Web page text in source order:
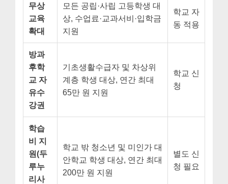
무상
교육
확대
모든 공립·사립 고등학생 대
상, 수업료·교과서비·입학금
지원
학교 자
동 적용
방과
후학
교 자
유수
강권
기초생활수급자 및 차상위
계층 학생 대상, 연간 최대
65만 원 지원
학교 신
청
학습
비 지
원(두
루누
리사
학교 밖 청소년 및 미인가 대
안학교 학생 대상, 연간 최대
200만 원 지원
별도 신
청 필요